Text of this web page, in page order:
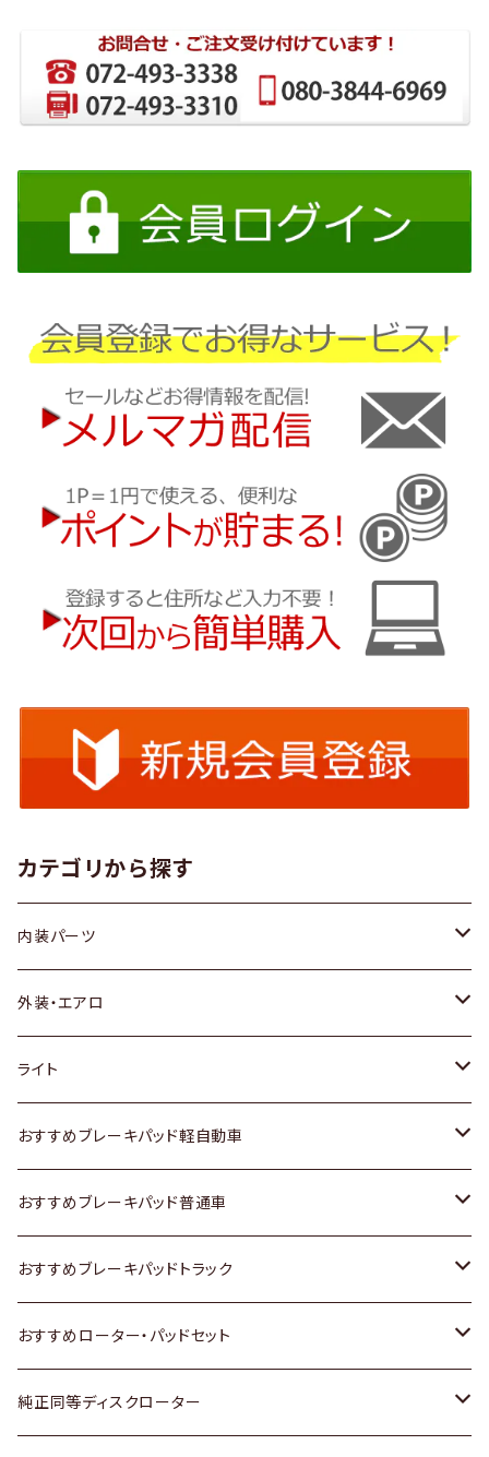
カテゴリから探す
内装パーツ
トヨタ
ホンダ
スズキ
日産
いすゞ
ダイハツ
マツダ
外装・エアロ
トヨタ
ホンダ
スズキ
日産
いすゞ
ダイハツ
ライト
トヨタ
スズキ
日産
いすゞ
ダイハツ
おすすめブレーキパッド軽自動車
トヨタ
ホンダ
スズキ
日産
おすすめブレーキパッド普通車
トヨタ
ホンダ
スズキ
おすすめブレーキパッドトラック
トヨタ
日産
おすすめローター・パッドセット
トヨタ
純正同等ディスクローター